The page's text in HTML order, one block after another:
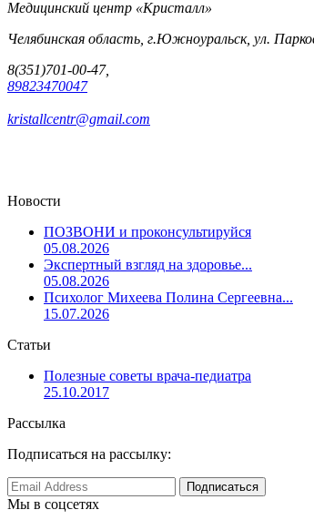
Медицинский центр «Кристалл»
Челябинская область, г.Южноуральск, ул.
8(351)701-00-47,
89823470047
kristallcentr@gmail.com
Новости
ПОЗВОНИ и проконсультируйся
05.08.2026
Экспертный взгляд на здоровье...
05.08.2026
Психолог Михеева Полина Сергеевна...
15.07.2026
Статьи
Полезные советы врача-педиатра
25.10.2017
Рассылка
Подписаться на рассылку:
Мы в соцсетях